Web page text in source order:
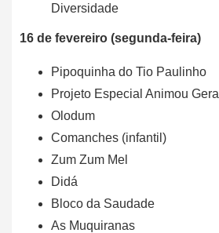
Diversidade
16 de fevereiro (segunda-feira)
Pipoquinha do Tio Paulinho
Projeto Especial Animou Geral
Olodum
Comanches (infantil)
Zum Zum Mel
Didá
Bloco da Saudade
As Muquiranas